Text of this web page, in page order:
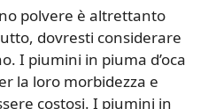
polvere è altrettanto
dovresti considerare
I piumini in piuma d’oca
la loro morbidezza e
costosi. I piumini in